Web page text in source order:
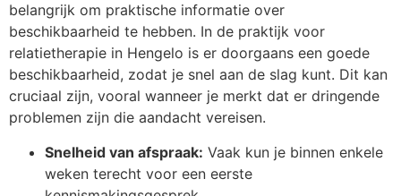
belangrijk om praktische informatie over
beschikbaarheid te hebben. In de praktijk voor
relatietherapie in Hengelo is er doorgaans een goede
beschikbaarheid, zodat je snel aan de slag kunt. Dit kan
cruciaal zijn, vooral wanneer je merkt dat er dringende
problemen zijn die aandacht vereisen.
Snelheid van afspraak: Vaak kun je binnen enkele
weken terecht voor een eerste